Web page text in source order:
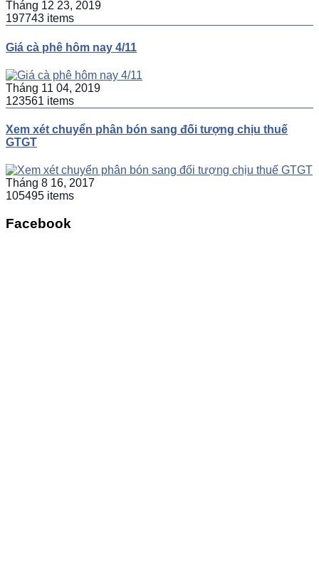
Tháng 12 23, 2019
197743 items
Giá cà phê hôm nay 4/11
Tháng 11 04, 2019
123561 items
Xem xét chuyển phân bón sang đối tượng chịu thuế
GTGT
Tháng 8 16, 2017
105495 items
Facebook